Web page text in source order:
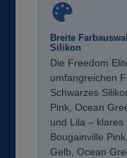
Breite
Silikon
Die Freedom
umfangreichen
Schwarzes
Pink, Ocean
und Lila – klares
Bougainville
Gelb, Ocean